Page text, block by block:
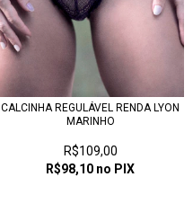
CALCINHA REGULÁVEL RENDA LYON
MARINHO
R$109,00
R$98,10 no PIX